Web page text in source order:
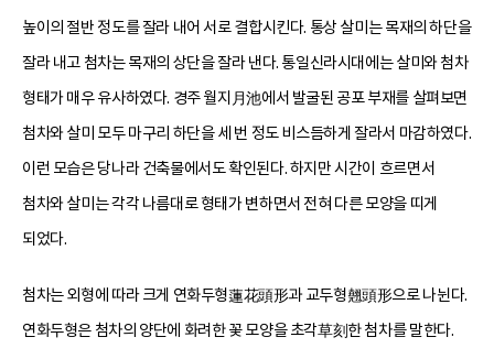
높이의 절반 정도를 잘라 내어 서로 결합시킨다. 통상 살미는 목재의 하단을
잘라 내고 첨차는 목재의 상단을 잘라 낸다. 통일신라시대에는 살미와 첨차
형태가 매우 유사하였다. 경주 월지月池에서 발굴된 공포 부재를 살펴보면
첨차와 살미 모두 마구리 하단을 세 번 정도 비스듬하게 잘라서 마감하였다.
이런 모습은 당나라 건축물에서도 확인된다. 하지만 시간이 흐르면서
첨차와 살미는 각각 나름대로 형태가 변하면서 전혀 다른 모양을 띠게
되었다.
첨차는 외형에 따라 크게 연화두형蓮花頭形과 교두형翹頭形으로 나뉜다.
연화두형은 첨차의 양단에 화려한 꽃 모양을 초각草刻한 첨차를 말한다.